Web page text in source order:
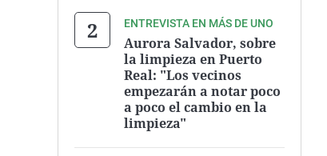
ENTREVISTA EN MÁS DE UNO
Aurora Salvador, sobre
la limpieza en Puerto
Real: "Los vecinos
empezarán a notar poco
a poco el cambio en la
limpieza"